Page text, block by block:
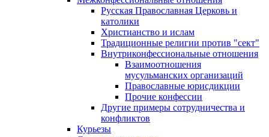
Русская Православная Церковь и
католики
Христианство и ислам
Традиционные религии против "сект"
Внутриконфессиональные отношения
Взаимоотношения
мусульманских организаций
Православные юрисдикции
Прочие конфессии
Другие примеры сотрудничества и
конфликтов
Курьезы